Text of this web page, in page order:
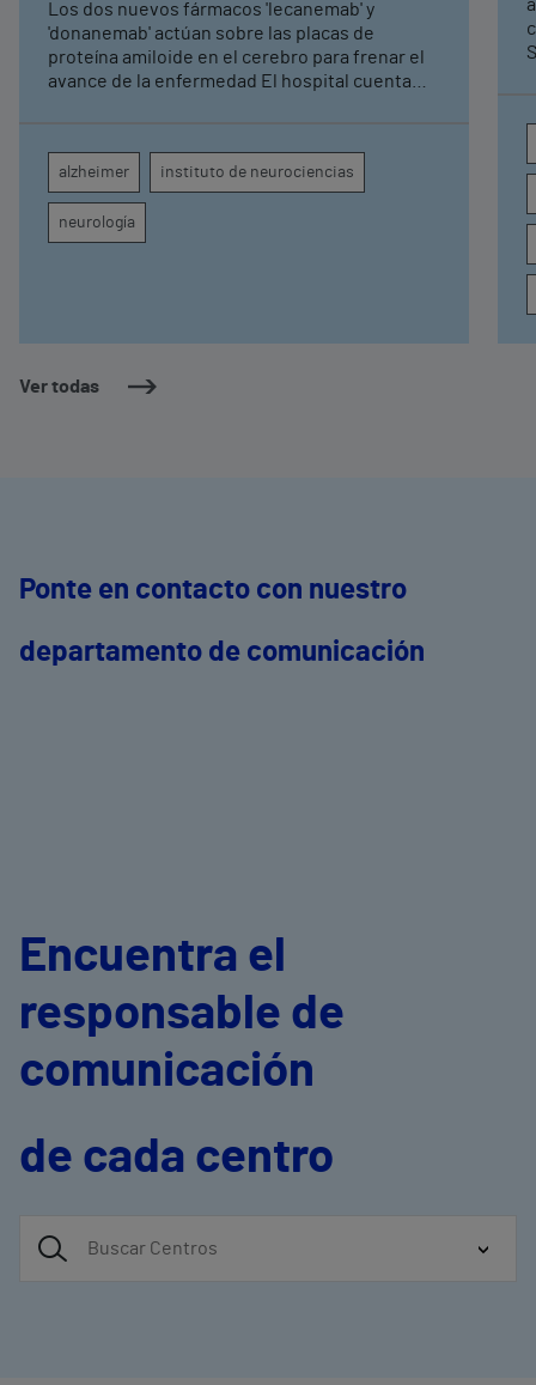
Ver todas
Los dos nuevos fármacos 'lecanemab' y
'donanemab' actúan sobre las placas de
proteína amiloide en el cerebro para frenar el
avance de la enfermedad El hospital cuenta
seguimiento clínico de cada paciente
alzheimer instituto de neurociencias
neurología
Ponte en contacto con nuestro
departamento de comunicación
Encuentra el
responsable de
comunicación
de cada centro